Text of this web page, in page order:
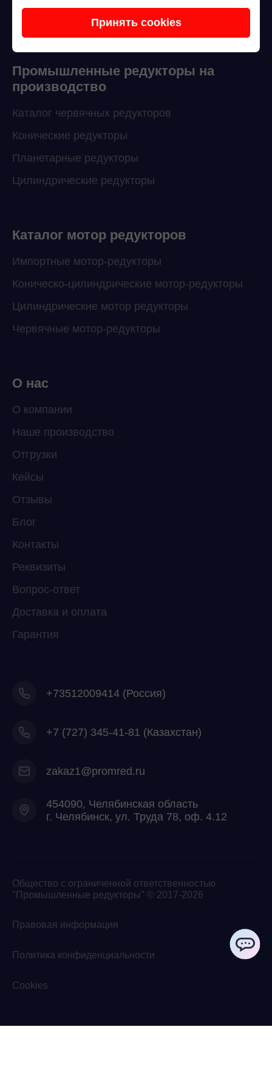
Промышленные редукторы на
производство
Каталог червячных редукторов
Конические редукторы
Планетарные редукторы
Цилиндрические редукторы
Каталог мотор редукторов
Импортные мотор-редукторы
Коническо-цилиндрические мотор-редукторы
Цилиндрические мотор редукторы
Червячные мотор-редукторы
О нас
О компании
Наше производство
Отгрузки
Кейсы
Отзывы
Блог
Контакты
Реквизиты
Вопрос-ответ
Доставка и оплата
Гарантия
+73512009414 (Россия)
+7 (727) 345-41-81 (Казахстан)
zakaz1@promred.ru
454090, Челябинская область
г. Челябинск, ул. Труда 78, оф. 4.12
Общество с ограниченной ответственностью
"Промышленные редукторы" © 2017-2026
Правовая информация
Политика конфиденциальности
Cookies
Принять cookies
Мессенджеры
Свяжитесь с нами через любой удобный
Telegram
ChatApp